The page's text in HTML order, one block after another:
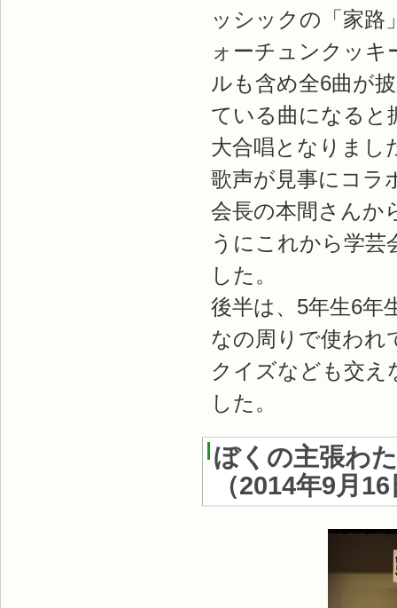
ッシックの「家路
ォーチュンクッキ
ルも含め全6曲が
ている曲になると
大合唱となりまし
歌声が見事にコラ
会長の本間さんか
うにこれから学芸
した。
後半は、5年生6年
なの周りで使われ
クイズなども交え
した。
ぼくの主張わ
（2014年9月16